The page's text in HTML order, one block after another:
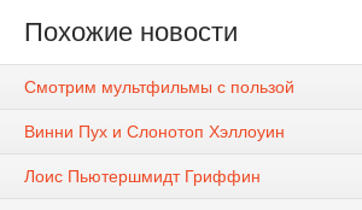
Похожие новости
Смотрим мультфильмы с пользой
Винни Пух и Слонотоп Хэллоуин
Лоис Пьютершмидт Гриффин